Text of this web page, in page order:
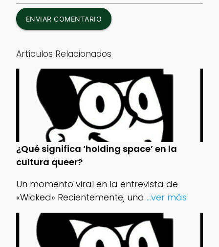
ENVIAR COMENTARIO
Artículos Relacionados
¿Qué significa ‘holding space’ en la
cultura queer?
Un momento viral en la entrevista de
«Wicked» Recientemente, una ...ver más